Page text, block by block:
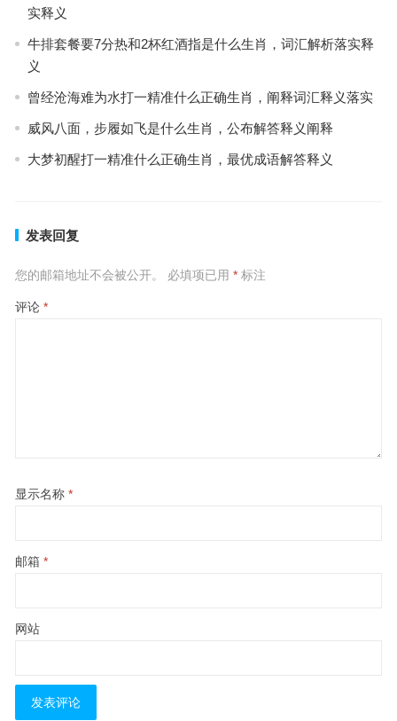
实释义
牛排套餐要7分热和2杯红酒指是什么生肖，词汇解析落实释
义
曾经沧海难为水打一精准什么正确生肖，阐释词汇释义落实
威风八面，步履如飞是什么生肖，公布解答释义阐释
大梦初醒打一精准什么正确生肖，最优成语解答释义
发表回复
您的邮箱地址不会被公开。 必填项已用 *标注
评论 *
显示名称 *
邮箱 *
网站